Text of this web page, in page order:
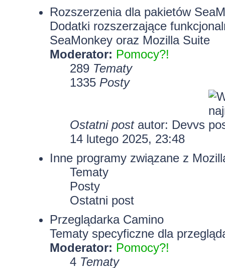
Rozszerzenia dla pakietów
Dodatki rozszerzające
SeaMonkey oraz Mozilla Suite
Moderator: Pomocy?!
289 Tematy
1335 Posty
Ostatni postautor: Devvs
14 lutego 2025, 23:48
Inne programy związane z
Tematy
Posty
Ostatni post
Przeglądarka Camino
Tematy specyficzne dla
Moderator: Pomocy?!
4 Tematy